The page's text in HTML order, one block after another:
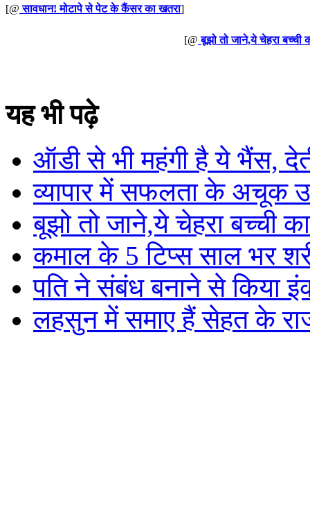
[@ सावधान! मोटापे से पेट के कैंसर का खतरा]
[@ बूझो तो जाने,ये चेहरा बच्ची
यह भी पढ़े
ऑडी से भी महंगी है ये भैंस,
व्यापार में सफलता के अचूक
बूझो तो जाने,ये चेहरा बच्ची
कमाल के 5 टिप्स साल भर
पति ने संबंध बनाने से किया
लहसुन में समाए हैं सेहत के